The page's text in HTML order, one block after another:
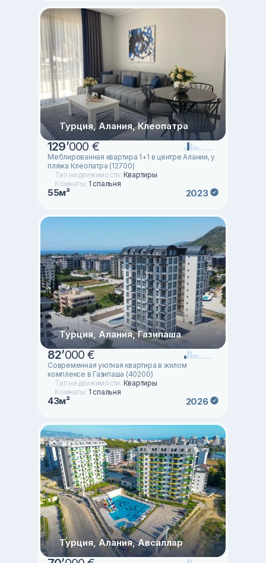
Турция, Алания, Клеопатра
129’000 €
Меблированная квартира 1+1 в центре Алании, у
пляжа Клеопатра (12700)
Тип недвижимости: Квартиры
Комнаты: 1 спальня
55м² 2023
Турция, Алания, Газипаша
82’000 €
Современная уютная квартира в жилом
комплексе в Газипаша (40200)
Тип недвижимости: Квартиры
Комнаты: 1 спальня
43м² 2026
Турция, Алания, Авсаллар